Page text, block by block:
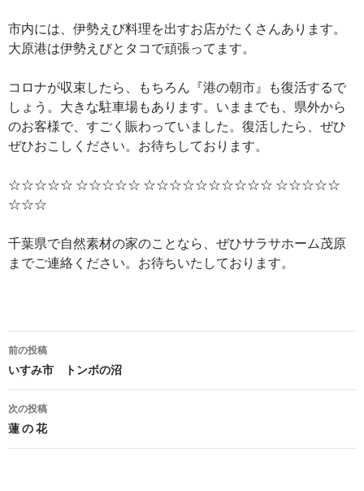
市内には、伊勢えび料理を出すお店がたくさんあります。
大原港は伊勢えびとタコで頑張ってます。
コロナが収束したら、もちろん『港の朝市』も復活するで
しょう。大きな駐車場もあります。いままでも、県外から
のお客様で、すごく賑わっていました。復活したら、ぜひ
ぜひおこしください。お待ちしております。
☆☆☆☆☆ ☆☆☆☆☆ ☆☆☆☆☆☆☆☆☆☆ ☆☆☆☆☆
☆☆☆
千葉県で自然素材の家のことなら、ぜひサラサホーム茂原
までご連絡ください。お待ちいたしております。
投
稿
ナ
ビ
ゲ
前の投稿
いすみ市 トンボの沼
次の投稿
蓮 の 花